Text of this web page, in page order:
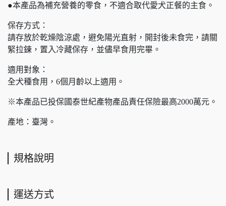
●本產品為補充營養的零食，不適合取代愛犬正餐的主食。
保存方式：
請存放於乾燥陰涼處，避免陽光直射，開封後未食完，請關
緊拉鍊，置入冷藏保存，並儘早食用完畢。
適用對象：
全犬種食用，6個月齡以上適用。
※本產品已投保國泰世紀產物產品責任保險最高2000萬元。
產地：臺灣。
規格說明
運送方式